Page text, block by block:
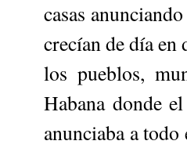
casas
crecían de día en
los pue­blos,
Habana donde
anun­ciaba a